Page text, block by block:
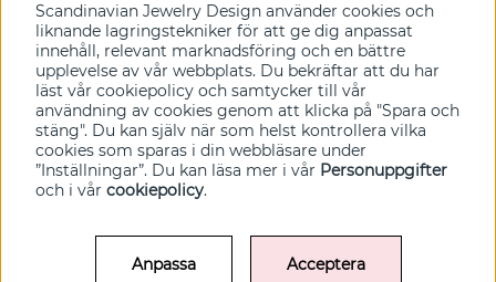
erbjudanden före alla andra. Registrera dig här nedan.
Ja tack!
Scandinavian Jewelry Design använder cookies och
liknande lagringstekniker för att ge dig anpassat
innehåll, relevant marknadsföring och en bättre
upplevelse av vår webbplats. Du bekräftar att du har
läst vår cookiepolicy och samtycker till vår
användning av cookies genom att klicka på "Spara och
stäng". Du kan själv när som helst kontrollera vilka
cookies som sparas i din webbläsare under
”Inställningar”. Du kan läsa mer i vår Personuppgifter
och i vår cookiepolicy.
Anpassa Acceptera